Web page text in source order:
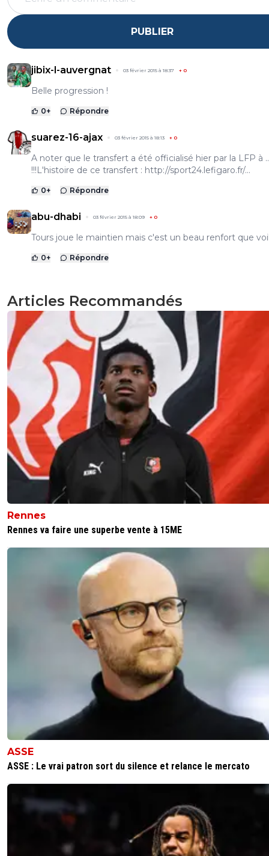
PUBLIER
jibix-l-auvergnat 03 février 2015 à 18:37 + 0
Belle progression !
0+ Répondre
suarez-16-ajax 03 février 2015 à 18:13 + 0
A noter que le transfert a été officialisé hier par la LFP à
!!!L'histoire de ce transfert : http://sport24.lefigaro.fr/...
0+ Répondre
abu-dhabi 03 février 2015 à 18:09 + 0
Tours joue le maintien mais c'est un beau renfort que
0+ Répondre
Articles Recommandés
Rennes
Rennes va faire une superbe vente à 15ME
ASSE
ASSE : Le vrai patron sort du silence et relance le mercato